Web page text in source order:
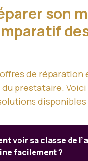
son
de réparation
prestataire.
disponibles
voir sa classe de
facilement ?